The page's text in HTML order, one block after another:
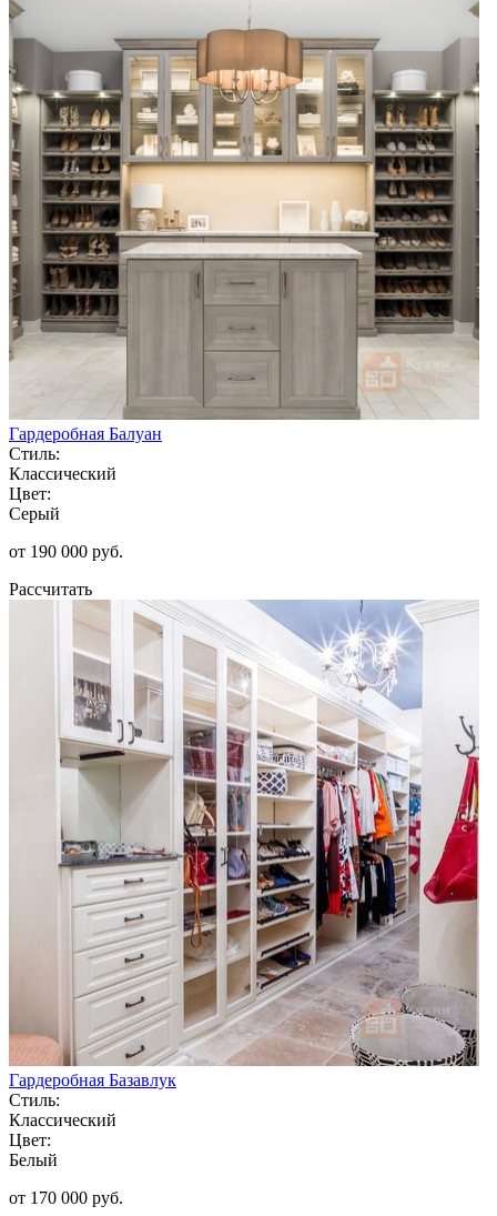
Гардеробная Балуан
Стиль:
Классический
Цвет:
Серый
от 190 000 руб.
Рассчитать
Гардеробная Базавлук
Стиль:
Классический
Цвет:
Белый
от 170 000 руб.